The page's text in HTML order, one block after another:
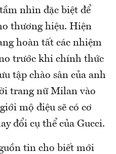
nhìn đặc biệt để
thương hiệu. Hiện
hoàn tất các nhiệm
trước khi chính thức
tập chào sân của anh
trang nữ Milan vào
mộ điệu sẽ có cơ
đổi cụ thể của Gucci.
tin cho biết mới